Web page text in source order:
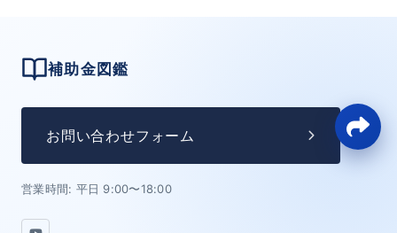
補助金図鑑
お問い合わせフォーム
営業時間: 平日 9:00〜18:00